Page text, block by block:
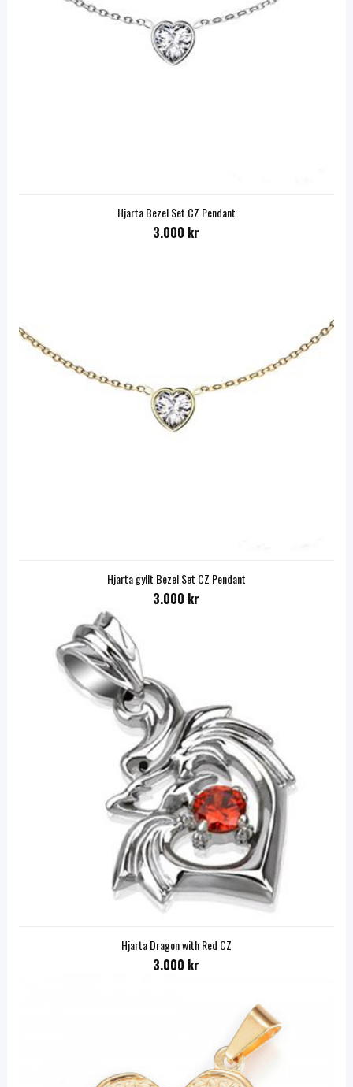
Hjarta Bezel Set CZ Pendant
3.000 kr
Hjarta gyllt Bezel Set CZ Pendant
3.000 kr
Hjarta Dragon with Red CZ
3.000 kr